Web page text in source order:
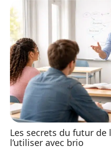
Les secrets du futur de
l’utiliser avec brio